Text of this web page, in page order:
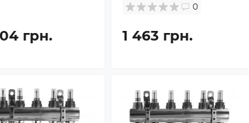
грн.
0
1 463 грн.